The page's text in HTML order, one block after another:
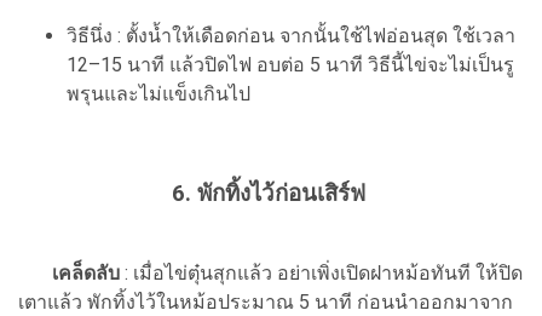
วิธีนึ่ง : ตั้งน้ำให้เดือดก่อน จากนั้นใช้ไฟอ่อนสุด ใช้เวลา
12–15 นาที แล้วปิดไฟ อบต่อ 5 นาที วิธีนี้ไข่จะไม่เป็นรู
พรุนและไม่แข็งเกินไป
6. พักทิ้งไว้ก่อนเสิร์ฟ
เคล็ดลับ : เมื่อไข่ตุ๋นสุกแล้ว อย่าเพิ่งเปิดฝาหม้อทันที ให้ปิด
เตาแล้ว พักทิ้งไว้ในหม้อประมาณ 5 นาที ก่อนนำออกมาจาก